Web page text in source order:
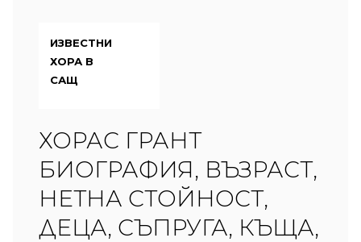
ИЗВЕСТНИ
ХОРА В
САЩ
ХОРАС ГРАНТ
БИОГРАФИЯ, ВЪЗРАСТ,
НЕТНА СТОЙНОСТ,
ДЕЦА, СЪПРУГА, КЪЩА,